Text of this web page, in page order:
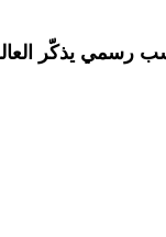
رسمي يذكّر